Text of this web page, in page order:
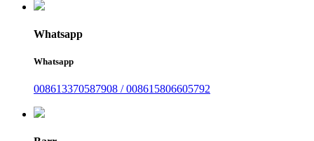
Whatsapp
Whatsapp
008613370587908 / 008615806605792